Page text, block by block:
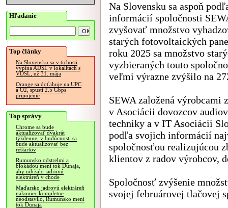
Hľadanie
Top články
Na Slovensku sa v tichosti
vypína ADSL v lokalitách s
VDSL, už 31. mája
Orange sa doťahuje na UPC
a O2, spustí 2.5 Gbps
pripojenie
Top správy
Chrome sa bude
aktualizovať dvakrát
týždenne, v budúcnosti sa
bude aktualizovať bez
reštartov
Rumunsko odstrelmi a
blokádou mení tok Dunaja,
aby udržalo jadrovú
elektráreň v chode
Maďarsko jadrovú elektráreň
nakoniec kompletne
neodstavilo, Rumunsko mení
tok Dunaja
Na Slovensku sa aspoň
informácií spoločnosti
zvyšovať množstvo
starých fotovoltaických
roku 2025 sa množstvo
vyzbieraných touto
veľmi výrazne zvýšilo na
SEWA založená výrobcami
v Asociácii dovozcov
techniky a v IT Asociácii
podľa svojich informácií
spoločnosťou realizujúcou
klientov z radov výrobcov,
Spoločnosť zvýšenie
svojej februárovej tlačovej